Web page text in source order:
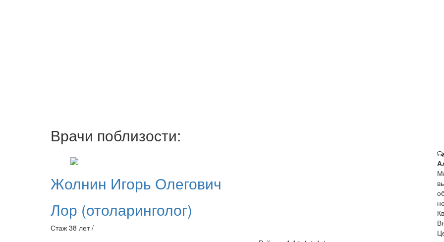
Врачи поблизости:
Жолнин Игорь Олегович
Лор (отоларинголог)
Стаж 38 лет /